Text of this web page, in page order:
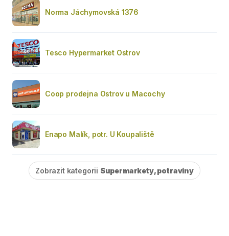
Norma Jáchymovská 1376
Tesco Hypermarket Ostrov
Coop prodejna Ostrov u Macochy
Enapo Malík, potr. U Koupaliště
Zobrazit kategorii Supermarkety, potraviny